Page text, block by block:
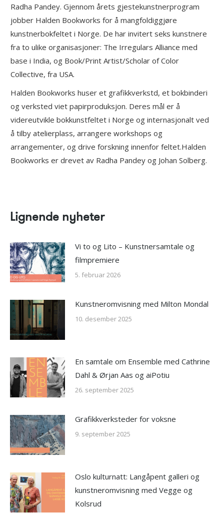
Radha Pandey. Gjennom årets gjestekunstnerprogram
jobber Halden Bookworks for å mangfoldiggjøre
kunstnerbokfeltet i Norge. De har invitert seks kunstnere
fra to ulike organisasjoner: The Irregulars Alliance med
base i India, og Book/Print Artist/Scholar of Color
Collective, fra USA.
Halden Bookworks huser et grafikkverkstd, et bokbinderi
og verksted viet papirproduksjon. Deres mål er å
videreutvikle bokkunstfeltet i Norge og internasjonalt ved
å tilby atelierplass, arrangere workshops og
arrangementer, og drive forskning innenfor feltet.Halden
Bookworks er drevet av Radha Pandey og Johan Solberg.
Lignende nyheter
Vi to og Lito – Kunstnersamtale og
filmpremiere
5. februar 2026
Kunstneromvisning med Milton Mondal
10. desember 2025
En samtale om Ensemble med Cathrine
Dahl & Ørjan Aas og aiPotiu
26. september 2025
Grafikkverksteder for voksne
9. september 2025
Oslo kulturnatt: Langåpent galleri og
kunstneromvisning med Vegge og
Kolsrud